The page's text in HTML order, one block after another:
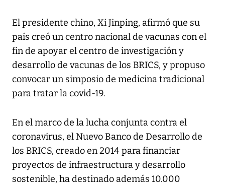
El presidente chino, Xi Jinping, afirmó que su
país creó un centro nacional de vacunas con el
fin de apoyar el centro de investigación y
desarrollo de vacunas de los BRICS, y propuso
convocar un simposio de medicina tradicional
para tratar la covid-19.
En el marco de la lucha conjunta contra el
coronavirus, el Nuevo Banco de Desarrollo de
los BRICS, creado en 2014 para financiar
proyectos de infraestructura y desarrollo
sostenible, ha destinado además 10.000